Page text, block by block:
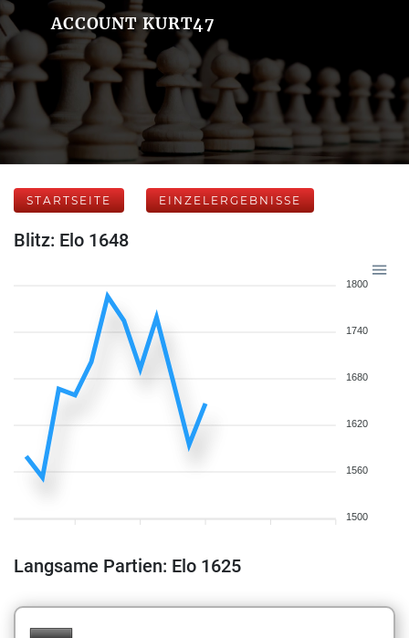
ACCOUNT KURT47
STARTSEITE EINZELERGEBNISSE
Blitz: Elo 1648
1800
1740
1680
1620
1560
1500
Langsame Partien: Elo 1625